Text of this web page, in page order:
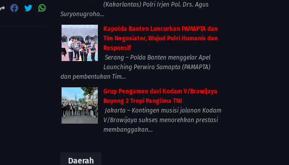
(Kakorlantas) Polri Irjen Pol. Drs. Agus
Suryonugroho...
Kapolda Banten Luncurkan PAMAPTA dan
Tim Negosiator, Wujud Polri Humanis dan
Responsif
Serang – Polda Banten menggelar Apel
Launching Perwira Samapta (PAMAPTA)
dan pembentukan Tim...
Grup Pengamen dari Kodam V/Brawijaya
Boyong 2 Tropi Panglima TNI
Jakarta – Kontingen musisi jalanan Kodam
V/Brawijaya sukses menorehkan prestasi
membanggakan...
Daerah